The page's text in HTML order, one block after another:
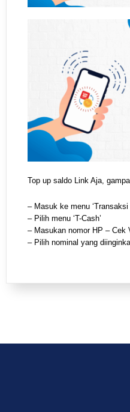
Top up saldo Link Aja,
– Masuk ke menu ‘Transaksi
– Pilih menu ‘T-Cash’
– Masukan nomor HP – Cek
– Pilih nominal yang